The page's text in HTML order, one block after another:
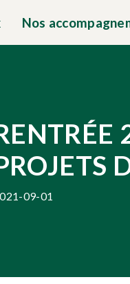
Nos
09-01